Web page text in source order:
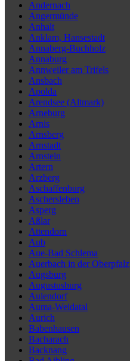
Andernach
Angermünde
Anhalt
Anklam, Hansestadt
Annaberg-Buchholz
Annaburg
Annweiler am Trifels
Ansbach
Apolda
Arendsee (Altmark)
Arneburg
Arnis
Arnsberg
Arnstadt
Arnstein
Artern
Arzberg
Aschaffenburg
Aschersleben
Asperg
Aßlar
Attendorn
Aub
Aue-Bad Schlema
Auerbach in der Oberpfalz
Augsburg
Augustusburg
Aulendorf
Auma-Weidatal
Aurich
Babenhausen
Bacharach
Backnang